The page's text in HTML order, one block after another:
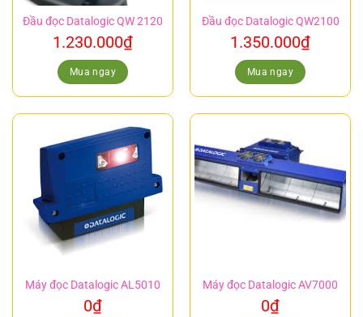
Đầu đọc Datalogic QW 2120
1.230.000₫
Mua ngay
Đầu đọc Datalogic QW2100
1.350.000₫
Mua ngay
Máy đọc Datalogic AL5010
0₫
Máy đọc Datalogic AV7000
0₫